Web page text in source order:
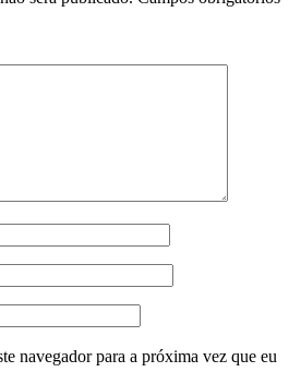
navegador para a próxima vez que eu